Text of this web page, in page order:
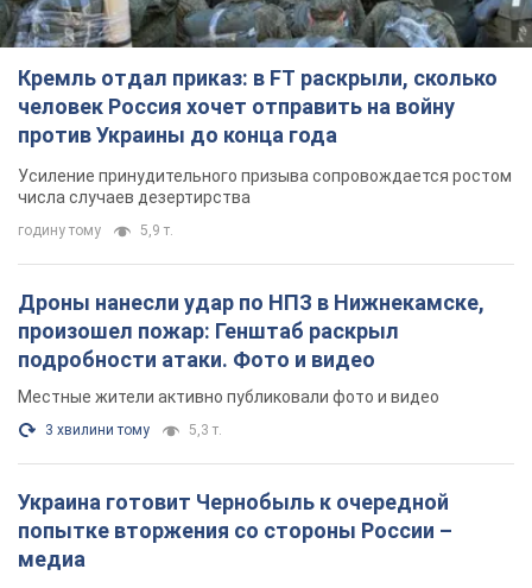
Кремль отдал приказ: в FT раскрыли, сколько
человек Россия хочет отправить на войну
против Украины до конца года
Усиление принудительного призыва сопровождается ростом
числа случаев дезертирства
годину тому 5,9 т.
Дроны нанесли удар по НПЗ в Нижнекамске,
произошел пожар: Генштаб раскрыл
подробности атаки. Фото и видео
Местные жители активно публиковали фото и видео
3 хвилини тому 5,3 т.
Украина готовит Чернобыль к очередной
попытке вторжения со стороны России –
медиа